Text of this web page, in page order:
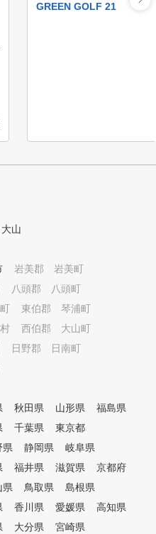
GREEN GOLF 21
山
岩美郡 岩美町
八頭郡 八頭町
東伯郡 琴浦町
西伯郡 大山町
日野郡 日南町
秋田県 山形県
福島県
千葉県
東京都
県 静岡県
岐阜県
福井県 滋賀県
京都府
県 鳥取県
島根県
香川県 愛媛県
高知県
大分県
宮崎県